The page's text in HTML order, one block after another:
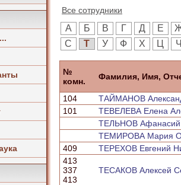
Все сотрудники
А Б В Г Д Е
С
Т У Ф Х Ц
№
комн.
Фамилия, Имя,
104
ТАЙМАНОВ
101
ТЕВЕЛЕВА Елена
ТЕЛЬНОВ Афанасий
ТЕМИРОВА Мария
409
ТЕРЕХОВ Евгений
413
337
413
ТЕСАКОВ Алексей